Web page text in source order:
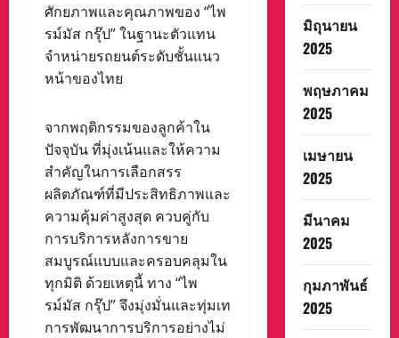
ศักยภาพและคุณภาพของ “ไพ
รม์มัส กรุ๊ป” ในฐานะตัวแทน
จำหน่ายรถยนต์ระดับชั้นแนว
หน้าของไทย
จากพฤติกรรมของลูกค้าใน
ปัจจุบัน ที่มุ่งเน้นและให้ความ
สำคัญในการเลือกสรร
ผลิตภัณฑ์ที่มีประสิทธิภาพและ
ความคุ้มค่าสูงสุด ควบคู่กับ
การบริการหลังการขาย
สมบูรณ์แบบและครอบคลุมใน
ทุกมิติ ด้วยเหตุนี้ ทาง “ไพ
รม์มัส กรุ๊ป” จึงมุ่งมั่นและทุ่มเท
การพัฒนาการบริการอย่างไม่
มิถุนายน
2025
พฤษภาคม
2025
เมษายน
2025
มีนาคม
2025
กุมภาพันธ์
2025